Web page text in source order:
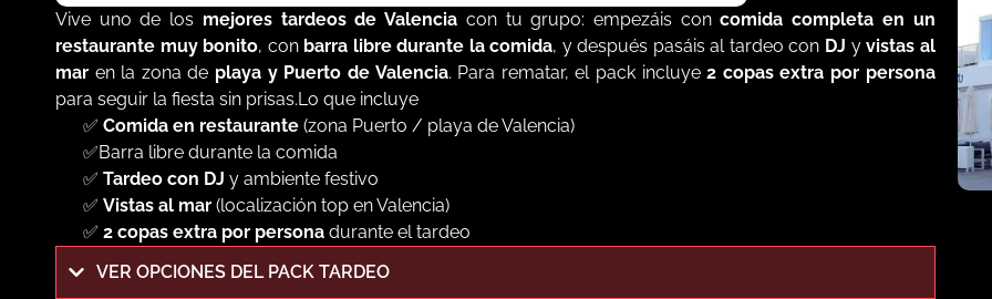
Vive uno de los mejores tardeos de Valencia con tu grupo: empezáis concomida completa en un
restaurante muy bonito, con barra libre durante la comida, y después pasáis al tardeo con DJ yvistas al
mar en la zona de playa y Puerto de Valencia. Para rematar, el pack incluye2 copas extra por persona
para seguir la fiesta sin prisas.Lo que incluye
✅ Comida en restaurante (zona Puerto / playa de Valencia)
✅Barra libre durante la comida
✅ Tardeo con DJ y ambiente festivo
✅ Vistas al mar (localización top en Valencia)
✅ 2 copas extra por persona durante el tardeo
VER OPCIONES DEL PACK TARDEO